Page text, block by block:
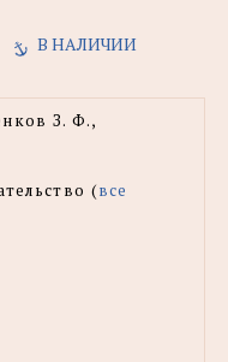
В НАЛИЧИИ
З. Ф.,
(все